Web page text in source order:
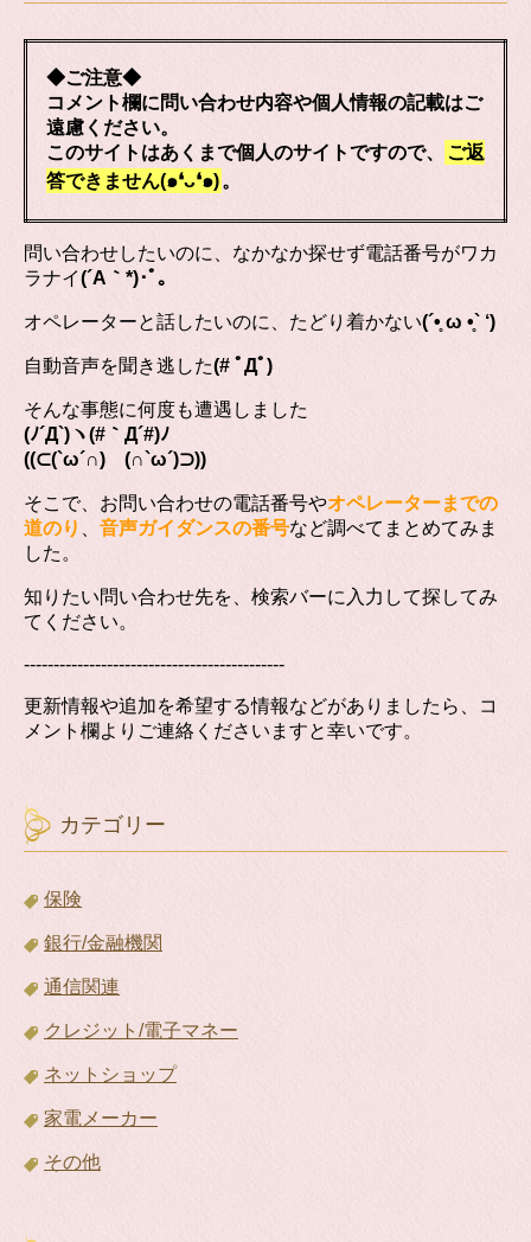
◆ご注意◆
コメント欄に問い合わせ内容や個人情報の記載はご
遠慮ください。
このサイトはあくまで個人のサイトですので、
ご返
答できません(๑❛ᴗ❛๑)。
問い合わせしたいのに、なかなか探せず電話番号がワカ
ラナイ(´A｀*)･ﾟ｡
オペレーターと話したいのに、たどり着かない(´•̥ ω •̥` ‘)
自動音声を聞き逃した(# ﾟДﾟ)
そんな事態に何度も遭遇しました
(ﾉ´Д`)ヽ(#｀Д´#)ﾉ
((⊂(`ω´∩) (∩`ω´)⊃))
そこで、お問い合わせの電話番号やオペレーターまでの
道のり
音声ガイダンスの番号など調べてまとめてみま
した。
知りたい問い合わせ先を、検索バーに入力して探してみ
てください。
--------------------------------------------
更新情報や追加を希望する情報などがありましたら、コ
メント欄よりご連絡くださいますと幸いです。
カテゴリー
保険
銀行/金融機関
通信関連
クレジット/電子マネー
ネットショップ
家電メーカー
その他